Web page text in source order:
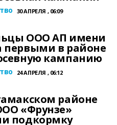
30 АПРЕЛЯ , 06:09
ООО АП имени
первыми в районе
кампанию
24 АПРЕЛЯ , 06:12
районе
«Фрунзе»
подкормку